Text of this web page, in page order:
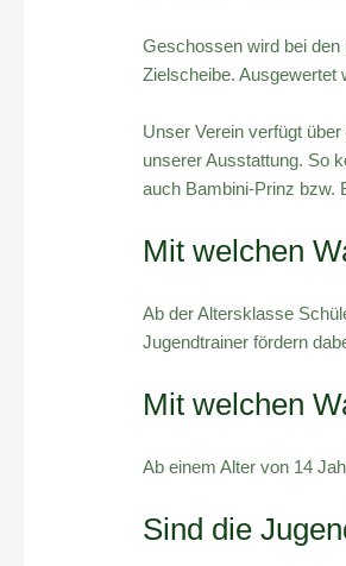
Geschossen wird bei
Zielscheibe. Ausgewertet
Unser Verein verfügt
unserer Ausstattung. So
auch Bambini-Prinz bzw.
Mit welchen
Ab der Altersklasse
Jugendtrainer fördern
Mit welchen
Ab einem Alter von 14
Sind die